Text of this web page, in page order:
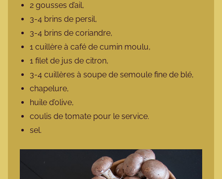
2 gousses d’ail,
3-4 brins de persil,
3-4 brins de coriandre,
1 cuillère à café de cumin moulu,
1 filet de jus de citron,
3-4 cuillères à soupe de semoule fine de blé,
chapelure,
huile d’olive,
coulis de tomate pour le service.
sel.